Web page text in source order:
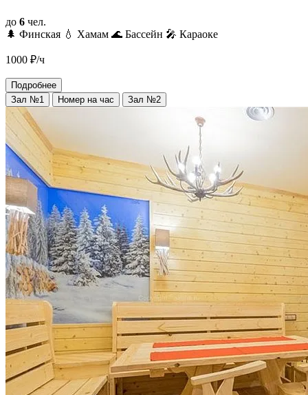
до 6 чел.
🌲 Финская 💧 Хамам 🌊 Бассейн 🎤 Караоке
1000 ₽/ч
Подробнее
Зал №1
Номер на час Зал №2